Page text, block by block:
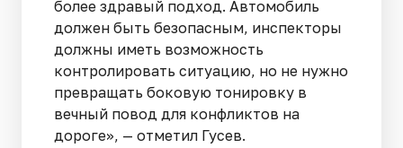
более здравый подход. Автомобиль
должен быть безопасным, инспекторы
должны иметь возможность
контролировать ситуацию, но не нужно
превращать боковую тонировку в
вечный повод для конфликтов на
дороге», — отметил Гусев.